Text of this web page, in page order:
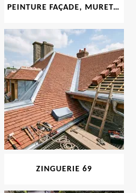
PEINTURE FAÇADE, MURET, TOITURE, BOISERIE, FERRONERIE, GOUTTIÈRE 69
ZINGUERIE 69